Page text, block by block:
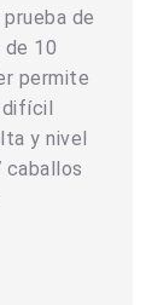
de
de 10
permite
difícil
y nivel
caballos